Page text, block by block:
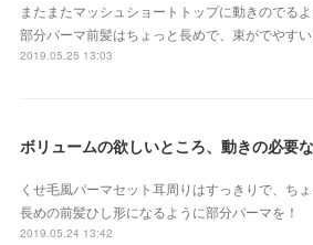
またまたマッシュショートトップに動きのでる
部分パーマ前髪はちょっと長めで、束がでやすい
2019.05.25 13:03
くせ毛風パーマセット耳周りはすっきりで、ちょ
長めの前髪ひし形になるように部分パーマを！
2019.05.24 13:42